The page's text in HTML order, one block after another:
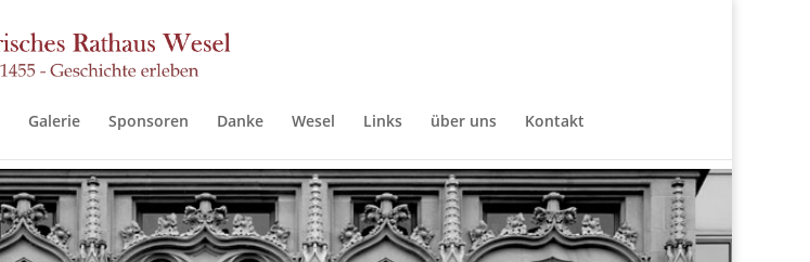
Galerie Sponsoren Danke Wesel Links über uns Kontakt